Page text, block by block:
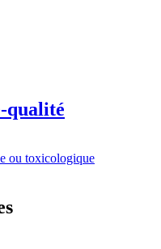
qualité
ou toxicologique